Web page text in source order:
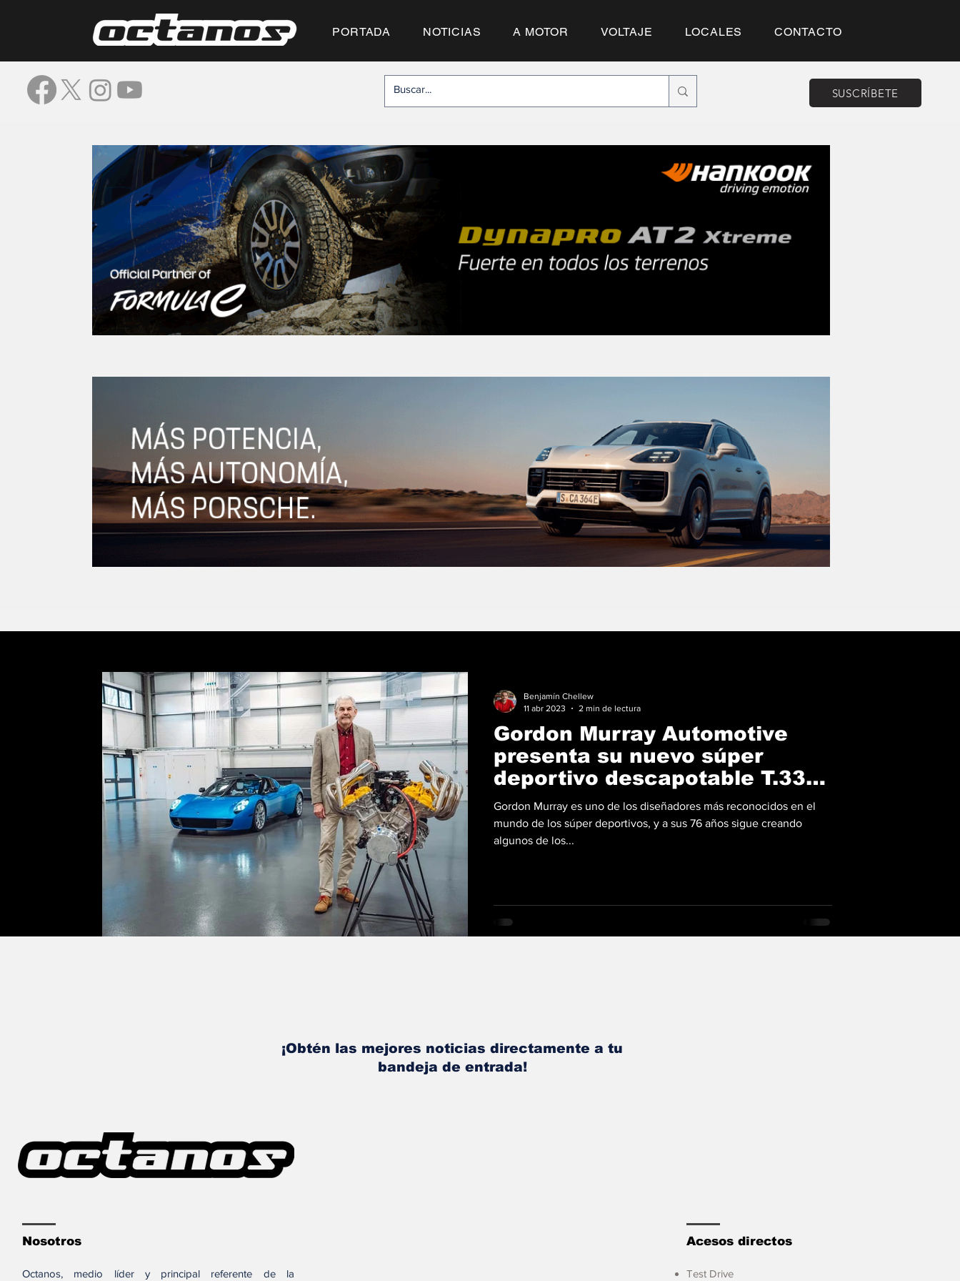
PORTADA NOTICIAS A MOTOR VOLTAJE LOCALES CONTACTO
SUSCRÍBETE
Gordon Murray Automotive
presenta su nuevo súper
deportivo descapotable T.33
Spider
Gordon Murray es uno de los diseñadores más reconocidos en el
mundo de los súper deportivos, y a sus 76 años sigue creando
algunos de los...
Benjamín Chellew
11 abr 2023
2 min de lectura
¡Obtén las mejores noticias directamente a tu
bandeja de entrada!
Nosotros
Octanos, medio líder y principal referente de la
Acesos directos
Test Drive